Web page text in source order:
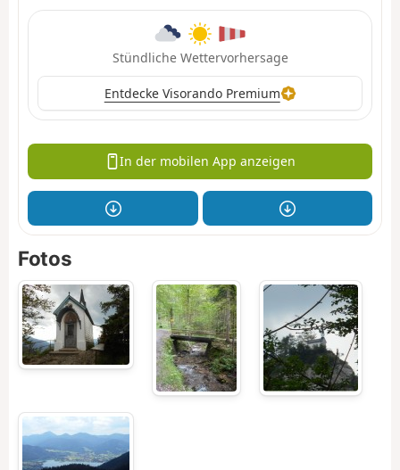
Stündliche Wettervorhersage
Entdecke Visorando Premium
In der mobilen App anzeigen
Fotos